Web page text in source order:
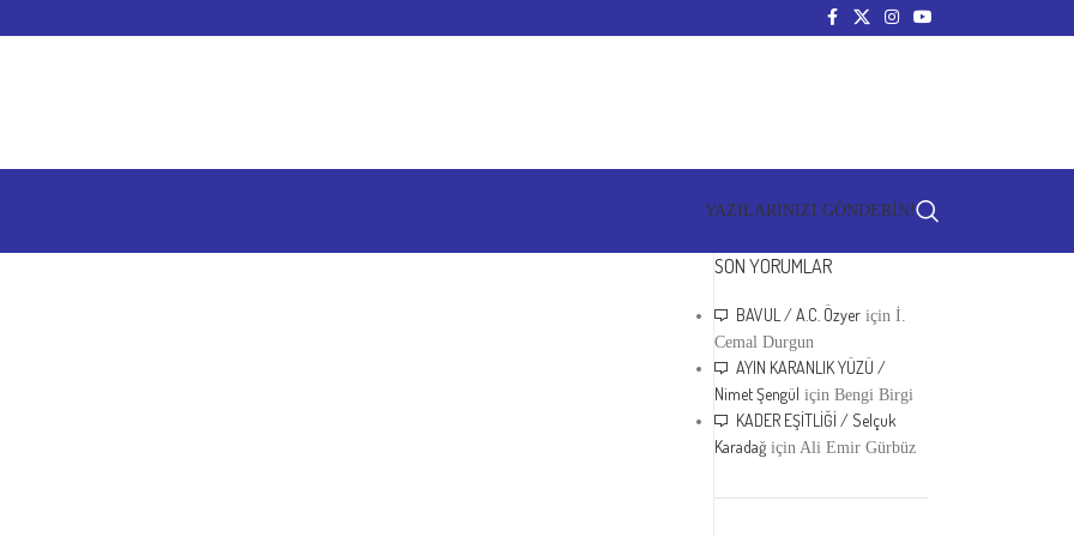
YAZILARINIZI GÖNDERİN!
SON YORUMLAR
BAVUL / A.C. Özyer içinİ.
Cemal Durgun
AYIN KARANLIK YÜZÜ /
Nimet Şengül içinBengi Birgi
KADER EŞİTLİĞİ / Selçuk
Karadağ içinAli Emir Gürbüz